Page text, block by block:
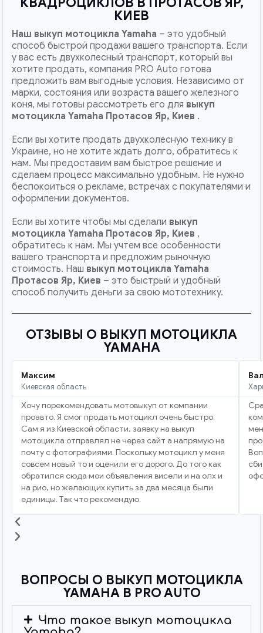
КИЕВ
Наш выкуп мотоцикла Yamaha – это удобный
способ быстрой продажи вашего транспорта. Если
у вас есть двухколесный транспорт, который вы
хотите продать, компания PRO Auto готова
предложить вам выгодные условия. Независимо от
марки, состояния или возраста вашего железного
коня, мы готовы рассмотреть его для выкуп
мотоцикла Yamaha Протасов Яр, Киев .
Если вы хотите продать двухколесную технику в
Украине, но не хотите ждать долго, обратитесь к
нам. Мы предоставим вам быстрое решение и
сделаем процесс максимально удобным. Не нужно
беспокоиться о рекламе, встречах с покупателями и
оформлении документов.
Если вы хотите чтобы мы сделали выкуп
мотоцикла Yamaha Протасов Яр, Киев ,
обратитесь к нам. Мы учтем все особенности
вашего транспорта и предложим рыночную
стоимость. Наш выкуп мотоцикла Yamaha
Протасов Яр, Киев – это быстрый и удобный
способ получить деньги за свою мототехнику.
ОТЗЫВЫ О ВЫКУП МОТОЦИКЛА
YAMAHA
Максим
Киевская область
Хочу порекомендовать мотовыкуп от компании
проавто. Я смог продать мотоцикл очень быстро.
Сам я из Киевской области, заявку на выкуп
мотоцикла отправлял не через сайт а напрямую на
почту с фотографиями. Поскольку мотоцикл у меня
совсем новый то и оценили его дорого. До того как
обратился сюда мои объявления висели и на олх и
на рио, но желающих купить за два месяца были
единицы. Так что рекомендую.
ВОПРОСЫ О ВЫКУП МОТОЦИКЛА
YAMAHA В PRO AUTO
Что такое выкуп мотоцикла